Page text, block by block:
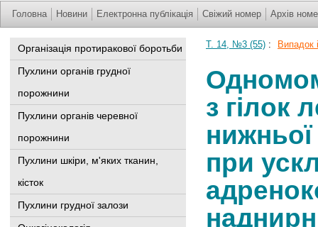
Головна Новини Електронна публікація Свіжий номер Архів
Організація протиракової боротьби
Пухлини органів грудної
порожнини
Пухлини органів черевної
порожнини
Пухлини шкіри, м'яких тканин,
кісток
Пухлини грудної залози
Т. 14, №3 (55) : Випадок
з гілок
при